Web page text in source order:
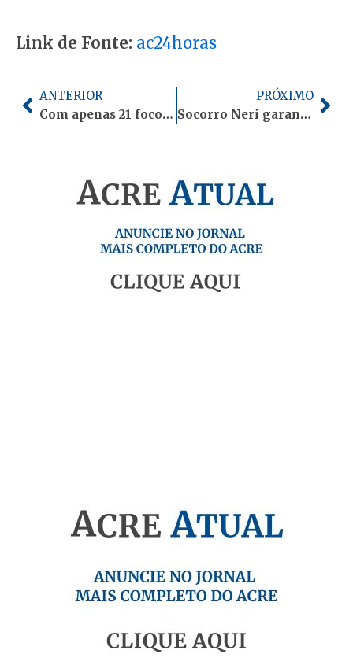
Link de Fonte: ac24horas
Anterior
ANTERIOR
Com apenas 21 focos em cinco meses, Acre registra menor número de queimadas do Brasil
PRÓXIMO
Socorro Neri garante emenda para atendimento a pacientes com lúpus no Acre